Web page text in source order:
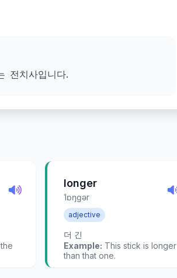
전치사입니다.
longer
ˈlɒŋɡər
adjective
더 긴
Example: This stick is longer
than that one.